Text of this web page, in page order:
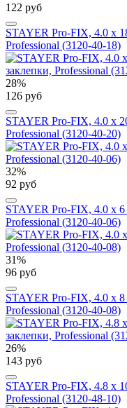
122 руб
STAYER Pro-FIX, 4.0 х
Professional (3120-40-18)
28%
126 руб
STAYER Pro-FIX, 4.0 х
Professional (3120-40-20)
32%
92 руб
STAYER Pro-FIX, 4.0 х
Professional (3120-40-06)
31%
96 руб
STAYER Pro-FIX, 4.0 х
Professional (3120-40-08)
26%
143 руб
STAYER Pro-FIX, 4.8 х
Professional (3120-48-10)